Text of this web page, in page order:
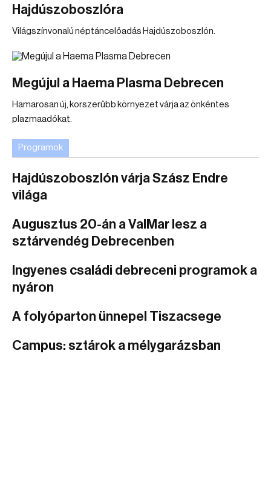
Hajdúszoboszlóra
Világszínvonalú néptáncelőadás Hajdúszoboszlón.
Megújul a Haema Plasma Debrecen
Hamarosan új, korszerűbb környezet várja az önkéntes
plazmaadókat.
Programok
Hajdúszoboszlón várja Szász Endre
világa
Augusztus 20-án a ValMar lesz a
sztárvendég Debrecenben
Ingyenes családi debreceni programok a
nyáron
A folyóparton ünnepel Tiszacsege
Campus: sztárok a mélygarázsban